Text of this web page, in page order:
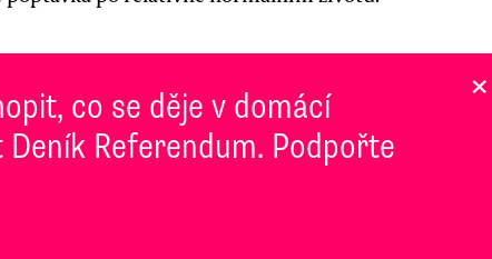
co se děje v domácí
Referendum. Podpořte
×